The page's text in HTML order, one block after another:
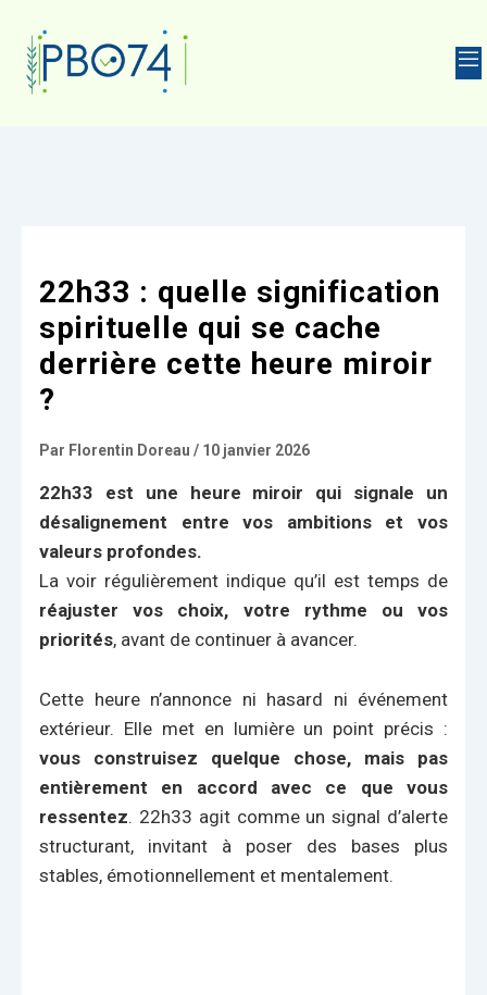
22h33 : quelle signification
spirituelle qui se cache
derrière cette heure miroir
?
Par Florentin Doreau / 10 janvier 2026
22h33 est une heure miroir qui signale un
désalignement entre vos ambitions et vos
valeurs profondes.
La voir régulièrement indique qu’il est temps de
réajuster vos choix, votre rythme ou vos
priorités, avant de continuer à avancer.
Cette heure n’annonce ni hasard ni événement
extérieur. Elle met en lumière un point précis :
vous construisez quelque chose, mais pas
entièrement en accord avec ce que vous
ressentez. 22h33 agit comme un signal d’alerte
structurant, invitant à poser des bases plus
stables, émotionnellement et mentalement.